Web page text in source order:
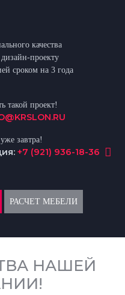
качества
проекту
сроком на 3 года
такой проект!
завтра!
+7 (921) 936-18-36
РАСЧЕТ МЕБЕЛИ
НАШЕЙ